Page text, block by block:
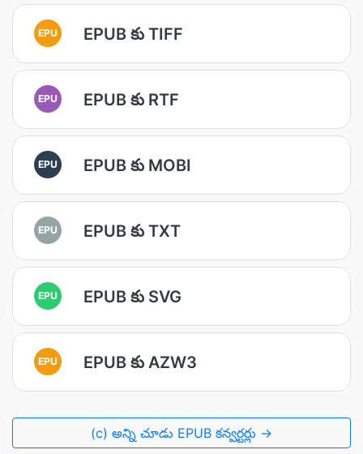
EPU EPUB కు TIFF
EPU EPUB కు RTF
EPU EPUB కు MOBI
EPU EPUB కు TXT
EPU EPUB కు SVG
EPU EPUB కు AZW3
(c) అన్ని చూడు EPUB కన్వర్టర్లు →